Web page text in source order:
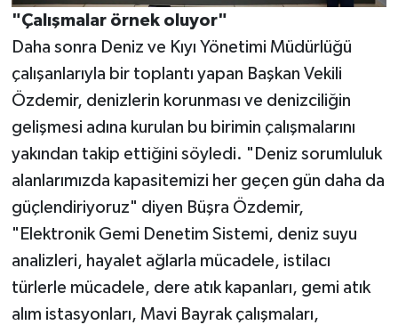
"Çalışmalar örnek oluyor"
Daha sonra Deniz ve Kıyı Yönetimi Müdürlüğü
çalışanlarıyla bir toplantı yapan Başkan Vekili
Özdemir, denizlerin korunması ve denizciliğin
gelişmesi adına kurulan bu birimin çalışmalarını
yakından takip ettiğini söyledi. "Deniz sorumluluk
alanlarımızda kapasitemizi her geçen gün daha da
güçlendiriyoruz" diyen Büşra Özdemir,
"Elektronik Gemi Denetim Sistemi, deniz suyu
analizleri, hayalet ağlarla mücadele, istilacı
türlerle mücadele, dere atık kapanları, gemi atık
alım istasyonları, Mavi Bayrak çalışmaları,